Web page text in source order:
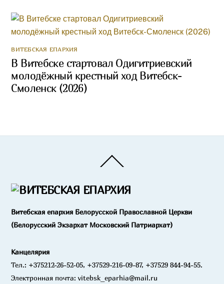
ВИТЕБСКАЯ ЕПАРХИЯ
В Витебске стартовал Одигитриевский
молодёжный крестный ход Витебск-
Смоленск (2026)
To
Витебская епархия Белорусской Православной Церкви
(Белорусский Экзархат Московский Патриархат)
Канцелярия
Тел.: +375212-26-52-05, +37529-216-09-87, +37529 844-94-55.
Электронная почта: vitebsk_eparhia@mail.ru